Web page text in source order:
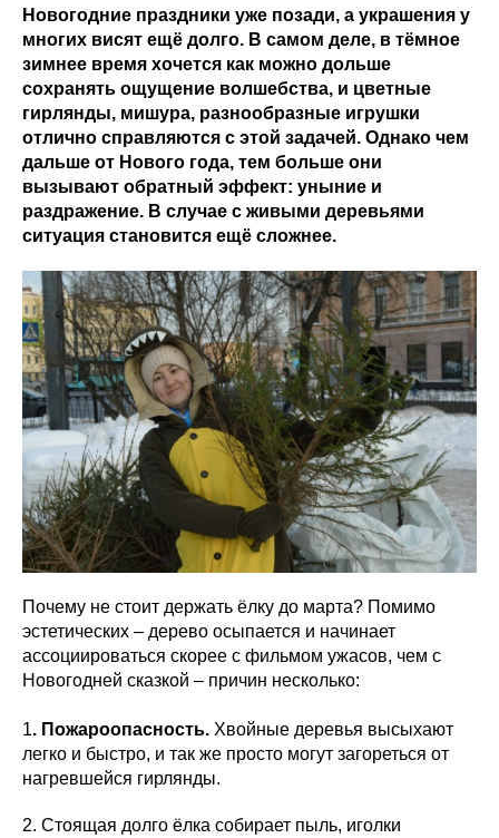
Новогодние праздники уже позади, а украшения у
многих висят ещё долго. В самом деле, в тёмное
зимнее время хочется как можно дольше
сохранять ощущение волшебства, и цветные
гирлянды, мишура, разнообразные игрушки
отлично справляются с этой задачей. Однако чем
дальше от Нового года, тем больше они
вызывают обратный эффект: уныние и
раздражение. В случае с живыми деревьями
ситуация становится ещё сложнее.
Почему не стоит держать ёлку до марта? Помимо
эстетических – дерево осыпается и начинает
ассоциироваться скорее с фильмом ужасов, чем с
Новогодней сказкой – причин несколько:
1. Пожароопасность. Хвойные деревья высыхают
легко и быстро, и так же просто могут загореться от
нагревшейся гирлянды.
2. Стоящая долго ёлка собирает пыль, иголки